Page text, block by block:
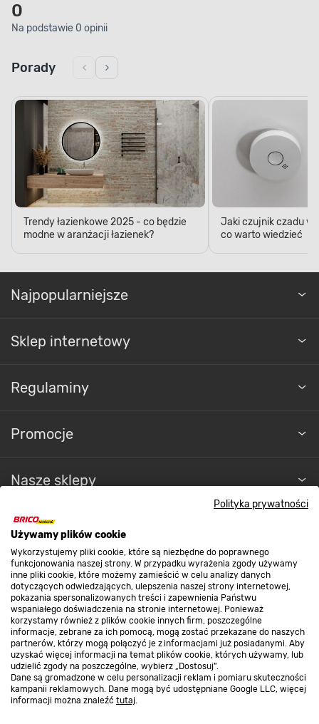
Polityka prywatności
Używamy plików cookie
Wykorzystujemy pliki cookie, które są niezbędne do poprawnego
funkcjonowania naszej strony. W przypadku wyrażenia zgody używamy
inne pliki cookie, które możemy zamieścić w celu analizy danych
dotyczących odwiedzających, ulepszenia naszej strony internetowej,
pokazania spersonalizowanych treści i zapewnienia Państwu
wspaniałego doświadczenia na stronie internetowej. Ponieważ
korzystamy również z plików cookie innych firm, poszczególne
informacje, zebrane za ich pomocą, mogą zostać przekazane do naszych
partnerów, którzy mogą połączyć je z informacjami już posiadanymi. Aby
uzyskać więcej informacji na temat plików cookie, których używamy, lub
udzielić zgody na poszczególne, wybierz „Dostosuj”.
Dane są gromadzone w celu personalizacji reklam i pomiaru skuteczności
kampanii reklamowych. Dane mogą być udostępniane Google LLC, więcej
informacji można znaleźć tutaj.
0
Na podstawie 0 opinii
Porady
Trendy łazienkowe 2025 - co będzie
modne w aranżacji łazienek?
Jaki czujnik czadu
co warto wiedzieć
Najpopularniejsze
Sklep internetowy
Regulaminy
Promocje
Nasze sklepy
O nas
Kontakt do sklepu
Strefa biznesu
Dołącz do nas